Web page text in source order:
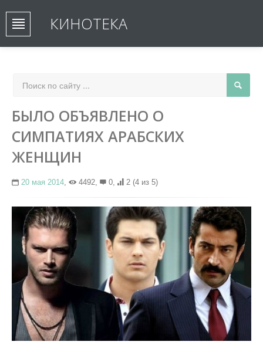
КИНОТЕКА
БЫЛО ОБЪЯВЛЕНО О
СИМПАТИЯХ АРАБСКИХ
ЖЕНЩИН
20 мая 2014, 4492, 0, 2 (4 из 5)